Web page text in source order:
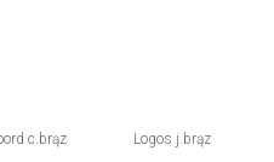
c.brąz Logos j.brąz